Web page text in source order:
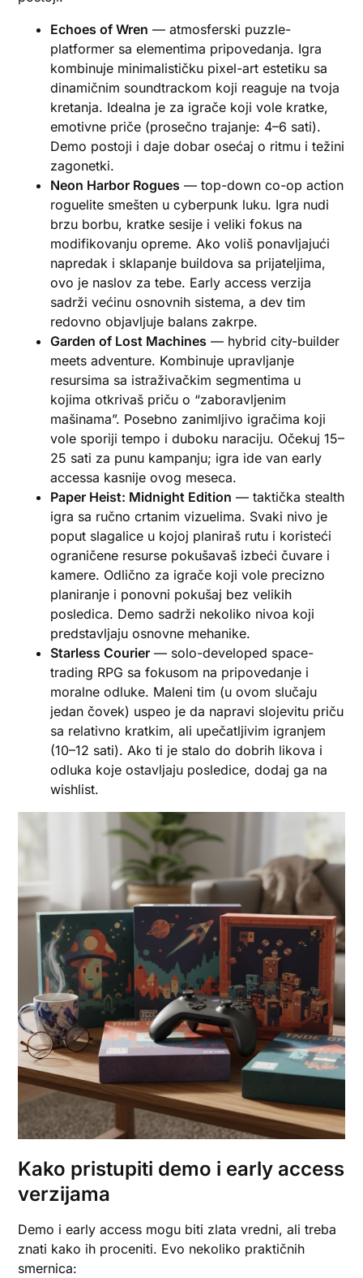
Echoes of Wren — atmosferski puzzle-
platformer sa elementima pripovedanja. Igra
kombinuje minimalističku pixel-art estetiku sa
dinamičnim soundtrackom koji reaguje na tvoja
kretanja. Idealna je za igrače koji vole kratke,
emotivne priče (prosečno trajanje: 4–6 sati).
Demo postoji i daje dobar osećaj o ritmu i težini
zagonetki.
Neon Harbor Rogues — top-down co-op action
roguelite smešten u cyberpunk luku. Igra nudi
brzu borbu, kratke sesije i veliki fokus na
modifikovanju opreme. Ako voliš ponavljajući
napredak i sklapanje buildova sa prijateljima,
ovo je naslov za tebe. Early access verzija
sadrži većinu osnovnih sistema, a dev tim
redovno objavljuje balans zakrpe.
Garden of Lost Machines — hybrid city-builder
meets adventure. Kombinuje upravljanje
resursima sa istraživačkim segmentima u
kojima otkrivaš priču o “zaboravljenim
mašinama”. Posebno zanimljivo igračima koji
vole sporiji tempo i duboku naraciju. Očekuj 15–
25 sati za punu kampanju; igra ide van early
accessa kasnije ovog meseca.
Paper Heist: Midnight Edition — taktička stealth
igra sa ručno crtanim vizuelima. Svaki nivo je
poput slagalice u kojoj planiraš rutu i koristeći
ograničene resurse pokušavaš izbeći čuvare i
kamere. Odlično za igrače koji vole precizno
planiranje i ponovni pokušaj bez velikih
posledica. Demo sadrži nekoliko nivoa koji
predstavljaju osnovne mehanike.
Starless Courier — solo-developed space-
trading RPG sa fokusom na pripovedanje i
moralne odluke. Maleni tim (u ovom slučaju
jedan čovek) uspeo je da napravi slojevitu priču
sa relativno kratkim, ali upečatljivim igranjem
(10–12 sati). Ako ti je stalo do dobrih likova i
odluka koje ostavljaju posledice, dodaj ga na
wishlist.
Kako pristupiti demo i early access
verzijama
Demo i early access mogu biti zlata vredni, ali treba
znati kako ih proceniti. Evo nekoliko praktičnih
smernica: